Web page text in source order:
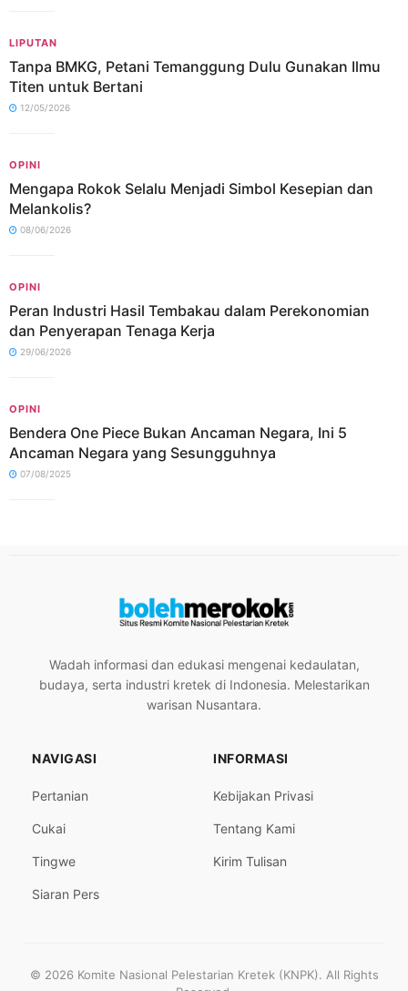
LIPUTAN
Tanpa BMKG, Petani Temanggung Dulu Gunakan Ilmu
Titen untuk Bertani
12/05/2026
OPINI
Mengapa Rokok Selalu Menjadi Simbol Kesepian dan
Melankolis?
08/06/2026
OPINI
Peran Industri Hasil Tembakau dalam Perekonomian
dan Penyerapan Tenaga Kerja
29/06/2026
OPINI
Bendera One Piece Bukan Ancaman Negara, Ini 5
Ancaman Negara yang Sesungguhnya
07/08/2025
Wadah informasi dan edukasi mengenai kedaulatan,
budaya, serta industri kretek di Indonesia. Melestarikan
warisan Nusantara.
NAVIGASI
Pertanian
Cukai
Tingwe
Siaran Pers
INFORMASI
Kebijakan Privasi
Tentang Kami
Kirim Tulisan
© 2026 Komite Nasional Pelestarian Kretek (KNPK). All Rights